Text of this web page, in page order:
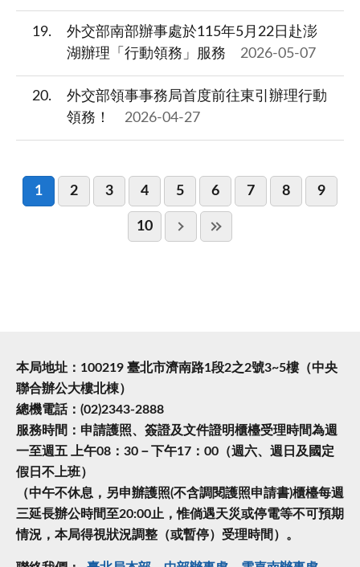
19
外交部南部辦事處於115年5月22日赴澎
湖辦理「行動領務」服務
2026-05-07
20
外交部領事事務局首度前往東引辦理行動
領務！
2026-04-27
1 2 3 4 5 6 7 8 9
10
本局地址：100219 臺北市濟南路1段2之2號3~5樓（中央
聯合辦公大樓北棟）
總機電話：(02)2343-2888
服務時間：申請護照、簽證及文件證明櫃檯受理時間為週
一至週五 上午08：30－下午17：00（週六、週日及國定
假日不上班）
（中午不休息，另申辦護照(不含調閱護照申請書)櫃檯每週
三延長辦公時間至20:00止，惟倘遇天災或停電等不可預期
情況，本局得視狀況調整（或暫停）受理時間）。